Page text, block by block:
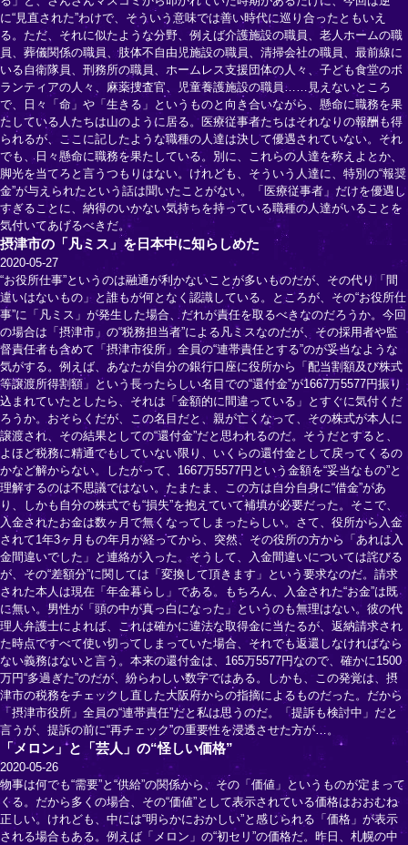
に“見直された”わけで、そういう意味では善い時代に巡り合ったともいえ
る。ただ、それに似たような分野、例えば介護施設の職員、老人ホームの職
員、葬儀関係の職員、肢体不自由児施設の職員、清掃会社の職員、最前線に
いる自衛隊員、刑務所の職員、ホームレス支援団体の人々、子ども食堂のボ
ランティアの人々、麻薬捜査官、児童養護施設の職員……見えないところ
で、日々「命」や「生きる」というものと向き合いながら、懸命に職務を果
たしている人たちは山のように居る。医療従事者たちはそれなりの報酬も得
られるが、ここに記したような職種の人達は決して優遇されていない。それ
でも、日々懸命に職務を果たしている。別に、これらの人達を称えよとか、
脚光を当てろと言うつもりはない。けれども、そういう人達に、特別の“報奨
金”が与えられたという話は聞いたことがない。「医療従事者」だけを優遇し
すぎることに、納得のいかない気持ちを持っている職種の人達がいることを
気付いてあげるべきだ。
摂津市の「凡ミス」を日本中に知らしめた
2020-05-27
“お役所仕事”というのは融通が利かないことが多いものだが、その代り「間
違いはないもの」と誰もが何となく認識している。ところが、その“お役所仕
事”に「凡ミス」が発生した場合、だれが責任を取るべきなのだろうか。今回
の場合は「摂津市」の“税務担当者”による凡ミスなのだが、その採用者や監
督責任者も含めて「摂津市役所」全員の“連帯責任とする”のが妥当なような
気がする。例えば、あなたが自分の銀行口座に役所から「配当割額及び株式
等譲渡所得割額」という長ったらしい名目での“還付金”が1667万5577円振り
込まれていたとしたら、それは「金額的に間違っている」とすぐに気付くだ
ろうか。おそらくだが、この名目だと、親が亡くなって、その株式が本人に
譲渡され、その結果としての“還付金”だと思われるのだ。そうだとすると、
よほど税務に精通でもしていない限り、いくらの還付金として戻ってくるの
かなど解からない。したがって、1667万5577円という金額を“妥当なもの”と
理解するのは不思議ではない。たまたま、この方は自分自身に“借金”があ
り、しかも自分の株式でも“損失”を抱えていて補填が必要だった。そこで、
入金されたお金は数ヶ月で無くなってしまったらしい。さて、役所から入金
されて1年3ヶ月もの年月が経ってから、突然、その役所の方から「あれは入
金間違いでした」と連絡が入った。そうして、入金間違いについては詫びる
が、その“差額分”に関しては「変換して頂きます」という要求なのだ。請求
された本人は現在「年金暮らし」である。もちろん、入金された“お金”は既
に無い。男性が「頭の中が真っ白になった」というのも無理はない。彼の代
理人弁護士によれば、これは確かに違法な取得金に当たるが、返納請求され
た時点ですべて使い切ってしまっていた場合、それでも返還しなければなら
ない義務はないと言う。本来の還付金は、165万5577円なので、確かに1500
万円“多過ぎた”のだが、紛らわしい数字ではある。しかも、この発覚は、摂
津市の税務をチェックし直した大阪府からの指摘によるものだった。だから
「摂津市役所」全員の“連帯責任”だと私は思うのだ。「提訴も検討中」だと
言うが、提訴の前に“再チェック”の重要性を浸透させた方が…。
「メロン」と「芸人」の“怪しい価格”
2020-05-26
物事は何でも“需要”と“供給”の関係から、その「価値」というものが定まって
くる。だから多くの場合、その“価値”として表示されている価格はおおむね
正しい。けれども、中には“明らかにおかしい”と感じられる「価格」が表示
される場合もある。例えば「メロン」の“初セリ”の価格だ。昨日、札幌の中